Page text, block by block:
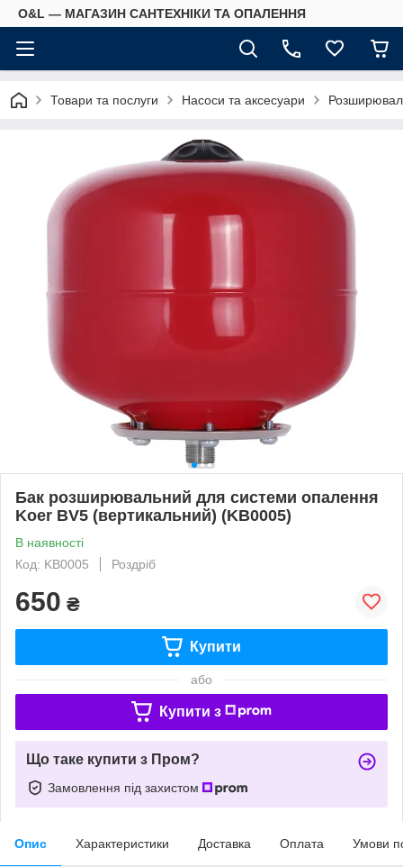
O&L — МАГАЗИН САНТЕХНІКИ ТА ОПАЛЕННЯ
Товари та послуги Насоси та аксесуари
Бак розширювальний для системи опалення
Koer BV5 (вертикальний) (KB0005)
В наявності
Код: KB0005
Роздріб
650 ₴
Купити
або
Купити з
Що таке купити з Пром?
Замовлення під захистом
Опис Характеристики Доставка Оплата Умови